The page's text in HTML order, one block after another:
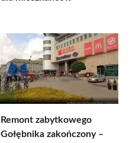
Remont zabytkowego
Gołębnika zakończony –